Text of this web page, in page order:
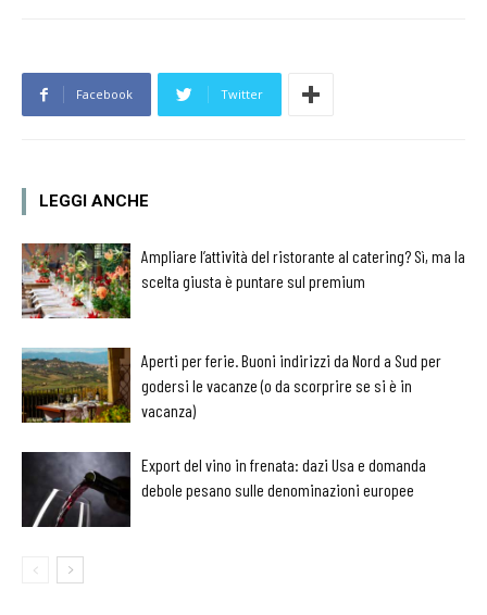
Facebook Twitter
LEGGI ANCHE
Ampliare l’attività del ristorante al catering? Sì, ma la
scelta giusta è puntare sul premium
Aperti per ferie. Buoni indirizzi da Nord a Sud per
godersi le vacanze (o da scorprire se si è in
vacanza)
Export del vino in frenata: dazi Usa e domanda
debole pesano sulle denominazioni europee